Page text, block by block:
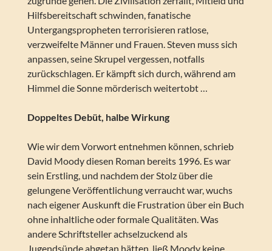
Hilfsbereitschaft schwinden, fanatische
Untergangspropheten terrorisieren ratlose,
verzweifelte Männer und Frauen. Steven muss sich
anpassen, seine Skrupel vergessen, notfalls
zurückschlagen. Er kämpft sich durch, während am
Himmel die Sonne mörderisch weitertobt …
Doppeltes Debüt, halbe Wirkung
Wie wir dem Vorwort entnehmen können, schrieb
David Moody diesen Roman bereits 1996. Es war
sein Erstling, und nachdem der Stolz über die
gelungene Veröffentlichung verraucht war, wuchs
nach eigener Auskunft die Frustration über ein Buch
ohne inhaltliche oder formale Qualitäten. Was
andere Schriftsteller achselzuckend als
Jugendsünde abgetan hätten, ließ Moody keine